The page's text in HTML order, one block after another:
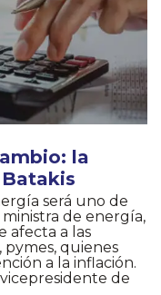
la
será uno de
de energía,
afecta a las
pymes, quienes
a la inflación.
de